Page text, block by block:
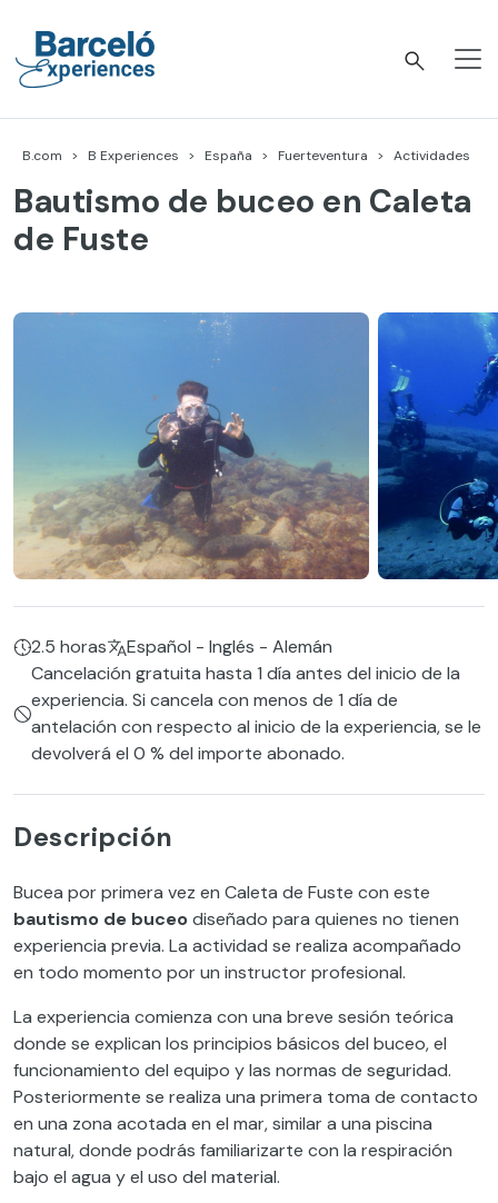
content
B.com B Experiences España Fuerteventura Actividades
Bautismo de buceo en Caleta
de Fuste
2.5 horas
Español - Inglés - Alemán
Cancelación gratuita hasta 1 día antes del inicio de la
experiencia. Si cancela con menos de 1 día de
antelación con respecto al inicio de la experiencia, se le
devolverá el 0 % del importe abonado.
Descripción
Bucea por primera vez en Caleta de Fuste con este
bautismo de buceodiseñado para quienes no tienen
experiencia previa. La actividad se realiza acompañado
en todo momento por un instructor profesional.
La experiencia comienza con una breve sesión teórica
donde se explican los principios básicos del buceo, el
funcionamiento del equipo y las normas de seguridad.
Posteriormente se realiza una primera toma de contacto
en una zona acotada en el mar, similar a una piscina
natural, donde podrás familiarizarte con la respiración
bajo el agua y el uso del material.